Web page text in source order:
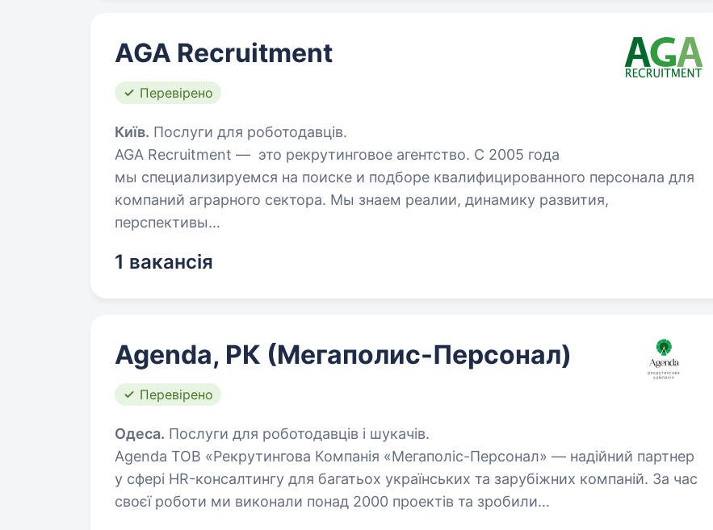
AGA Recruitment
Перевірено
Київ. Послуги для роботодавців.
AGA Recruitment — это рекрутинговое агентство. С 2005 года
мы специализируемся на поиске и подборе квалифицированного персонала для
компаний аграрного сектора. Мы знаем реалии, динамику развития,
перспективы…
1 вакансія
Agenda, РК (Мегаполис-Персонал)
Перевірено
Одеса. Послуги для роботодавців і шукачів.
Agenda ТОВ «Рекрутингова Компанія «Мегаполіс-Персонал» — надійний партнер
у сфері HR-консалтингу для багатьох українських та зарубіжних компаній. За час
своєї роботи ми виконали понад 2000 проектів та зробили…